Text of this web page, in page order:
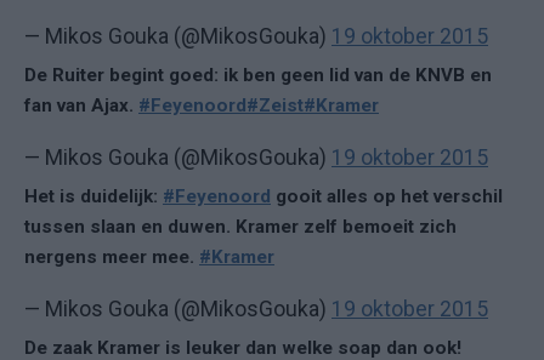
— Mikos Gouka (@MikosGouka) 19 oktober 2015
De Ruiter begint goed: ik ben geen lid van de KNVB en
fan van Ajax. #Feyenoord#Zeist#Kramer
— Mikos Gouka (@MikosGouka) 19 oktober 2015
Het is duidelijk: #Feyenoord gooit alles op het verschil
tussen slaan en duwen. Kramer zelf bemoeit zich
nergens meer mee. #Kramer
— Mikos Gouka (@MikosGouka) 19 oktober 2015
De zaak Kramer is leuker dan welke soap dan ook!